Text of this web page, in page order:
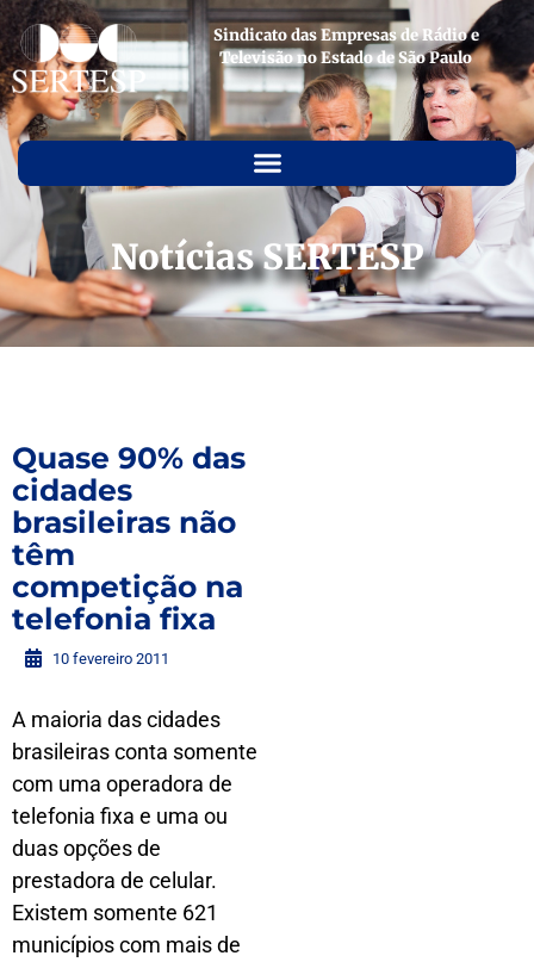
Sindicato das Empresas de Rádio e
Televisão no Estado de São Paulo
Notícias SERTESP
Quase 90% das
cidades
brasileiras não
têm
competição na
telefonia fixa
10 fevereiro 2011
A maioria das cidades
brasileiras conta somente
com uma operadora de
telefonia fixa e uma ou
duas opções de
prestadora de celular.
Existem somente 621
municípios com mais de